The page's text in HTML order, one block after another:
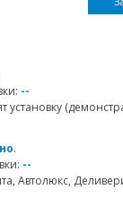
--
установку
.
--
Автолюкс,